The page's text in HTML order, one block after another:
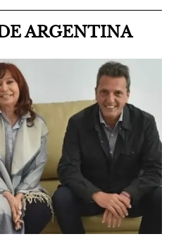
ARGENTINA